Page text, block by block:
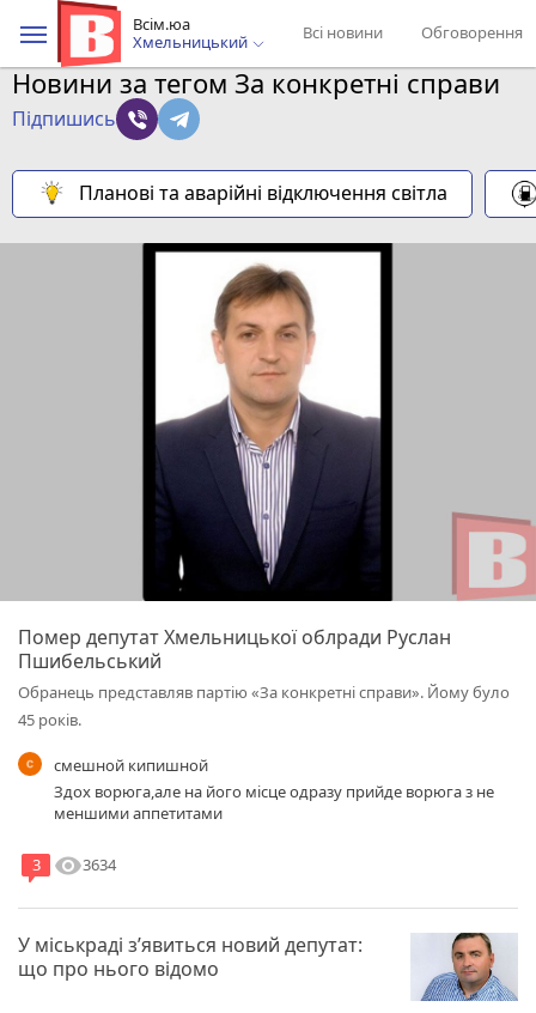
Всім.юа
Хмельницький
Всі новини Обговорення
Новини за тегом За конкретні справи
Підпишись
Планові та аварійні відключення світла
Помер депутат Хмельницької облради Руслан
Пшибельський
Обранець представляв партію «За конкретні справи». Йому було
45 років.
смешной кипишной
Здох ворюга,але на його місце одразу прийде ворюга з не
меншими аппетитами
3 visibility3634
У міськраді з’явиться новий депутат:
що про нього відомо